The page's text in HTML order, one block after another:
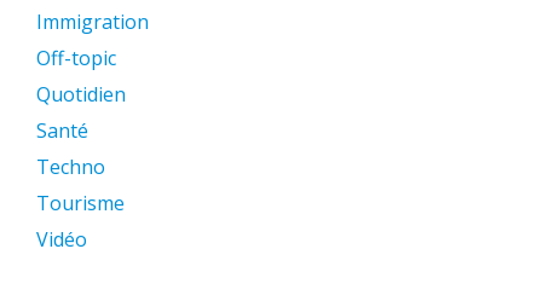
Immigration
Off-topic
Quotidien
Santé
Techno
Tourisme
Vidéo